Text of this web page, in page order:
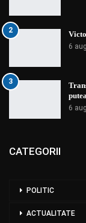
2
6
3
6
CATEGORII
POLITIC
ACTUALITATE